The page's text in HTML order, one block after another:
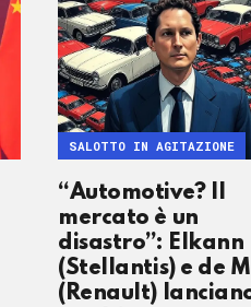
“Automotive? Il
mercato è un
disastro”: Elkann
(Stellantis) e de
(Renault)
SALOTTO IN AGITAZIONE